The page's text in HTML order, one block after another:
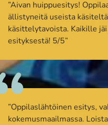
”Aivan huippuesitys!
ällistyneitä useista
käsittelytavoista. Kaikille
esityksestä! 5/5”
”Oppilaslähtöinen esitys,
kokemusmaailmassa.